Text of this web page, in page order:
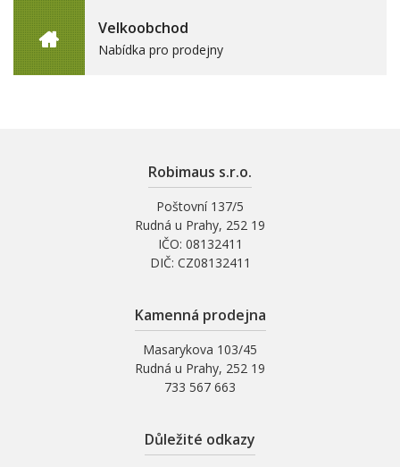
Velkoobchod
Nabídka pro prodejny
Robimaus s.r.o.
Poštovní 137/5
Rudná u Prahy, 252 19
IČO: 08132411
DIČ: CZ08132411
Kamenná prodejna
Masarykova 103/45
Rudná u Prahy, 252 19
733 567 663
Důležité odkazy